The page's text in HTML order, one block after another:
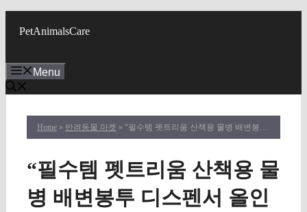
PetAnimalsCare
Menu
Home » 반려동물 마켓 » “필수템 펫트리움 산책용 물병 배변봉투 디스펜서 올인원 강아지 휴대용물통” 솔직 리뷰
“필수템 펫트리움 산책용 물
병 배변봉투 디스펜서 올인